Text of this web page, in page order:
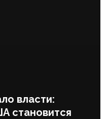
власти:
становится